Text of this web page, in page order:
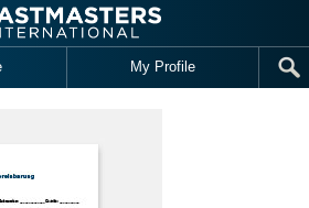
My Profile